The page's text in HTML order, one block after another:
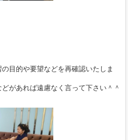
目的や要望などを再確認いたしま
があれば遠慮なく言って下さい＾＾